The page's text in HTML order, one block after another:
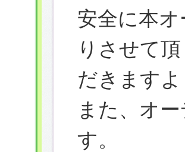
安全に本
りさせて
だきます
また、オ
す。